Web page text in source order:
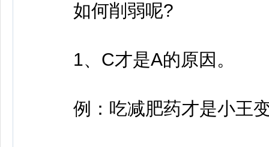
如何削弱呢?
1、C才是A的原因。
例：吃减肥药才是小王